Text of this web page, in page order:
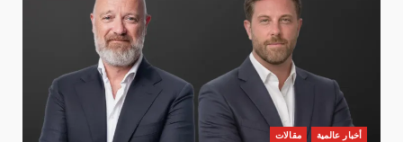
أخبار عالمية مقالات